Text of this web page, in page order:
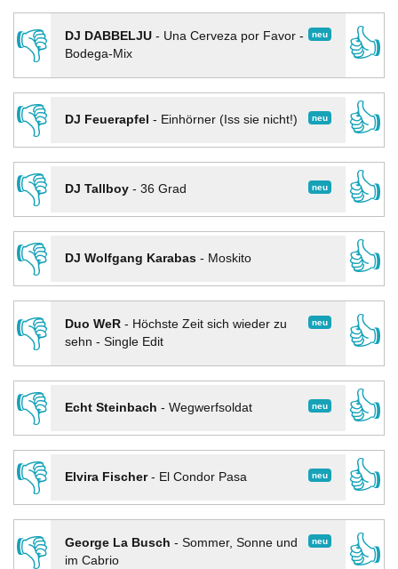
👎
neu
DJ DABBELJU- Una Cerveza por Favor -
Bodega-Mix
👍
👎
neu
DJ Feuerapfel - Einhörner (Iss sie nicht!)
👍
👎
neu
DJ Tallboy- 36 Grad
👍
👎
DJ Wolfgang Karabas- Moskito
👍
👎
neu
Duo WeR- Höchste Zeit sich wieder zu
sehn - Single Edit
👍
👎
neu
Echt Steinbach - Wegwerfsoldat
👍
👎
neu
Elvira Fischer- El Condor Pasa
👍
👎
neu
George La Busch - Sommer, Sonne und
im Cabrio
👍